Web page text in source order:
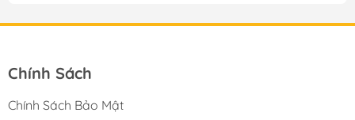
Chính Sách
Chính Sách Bảo Mật